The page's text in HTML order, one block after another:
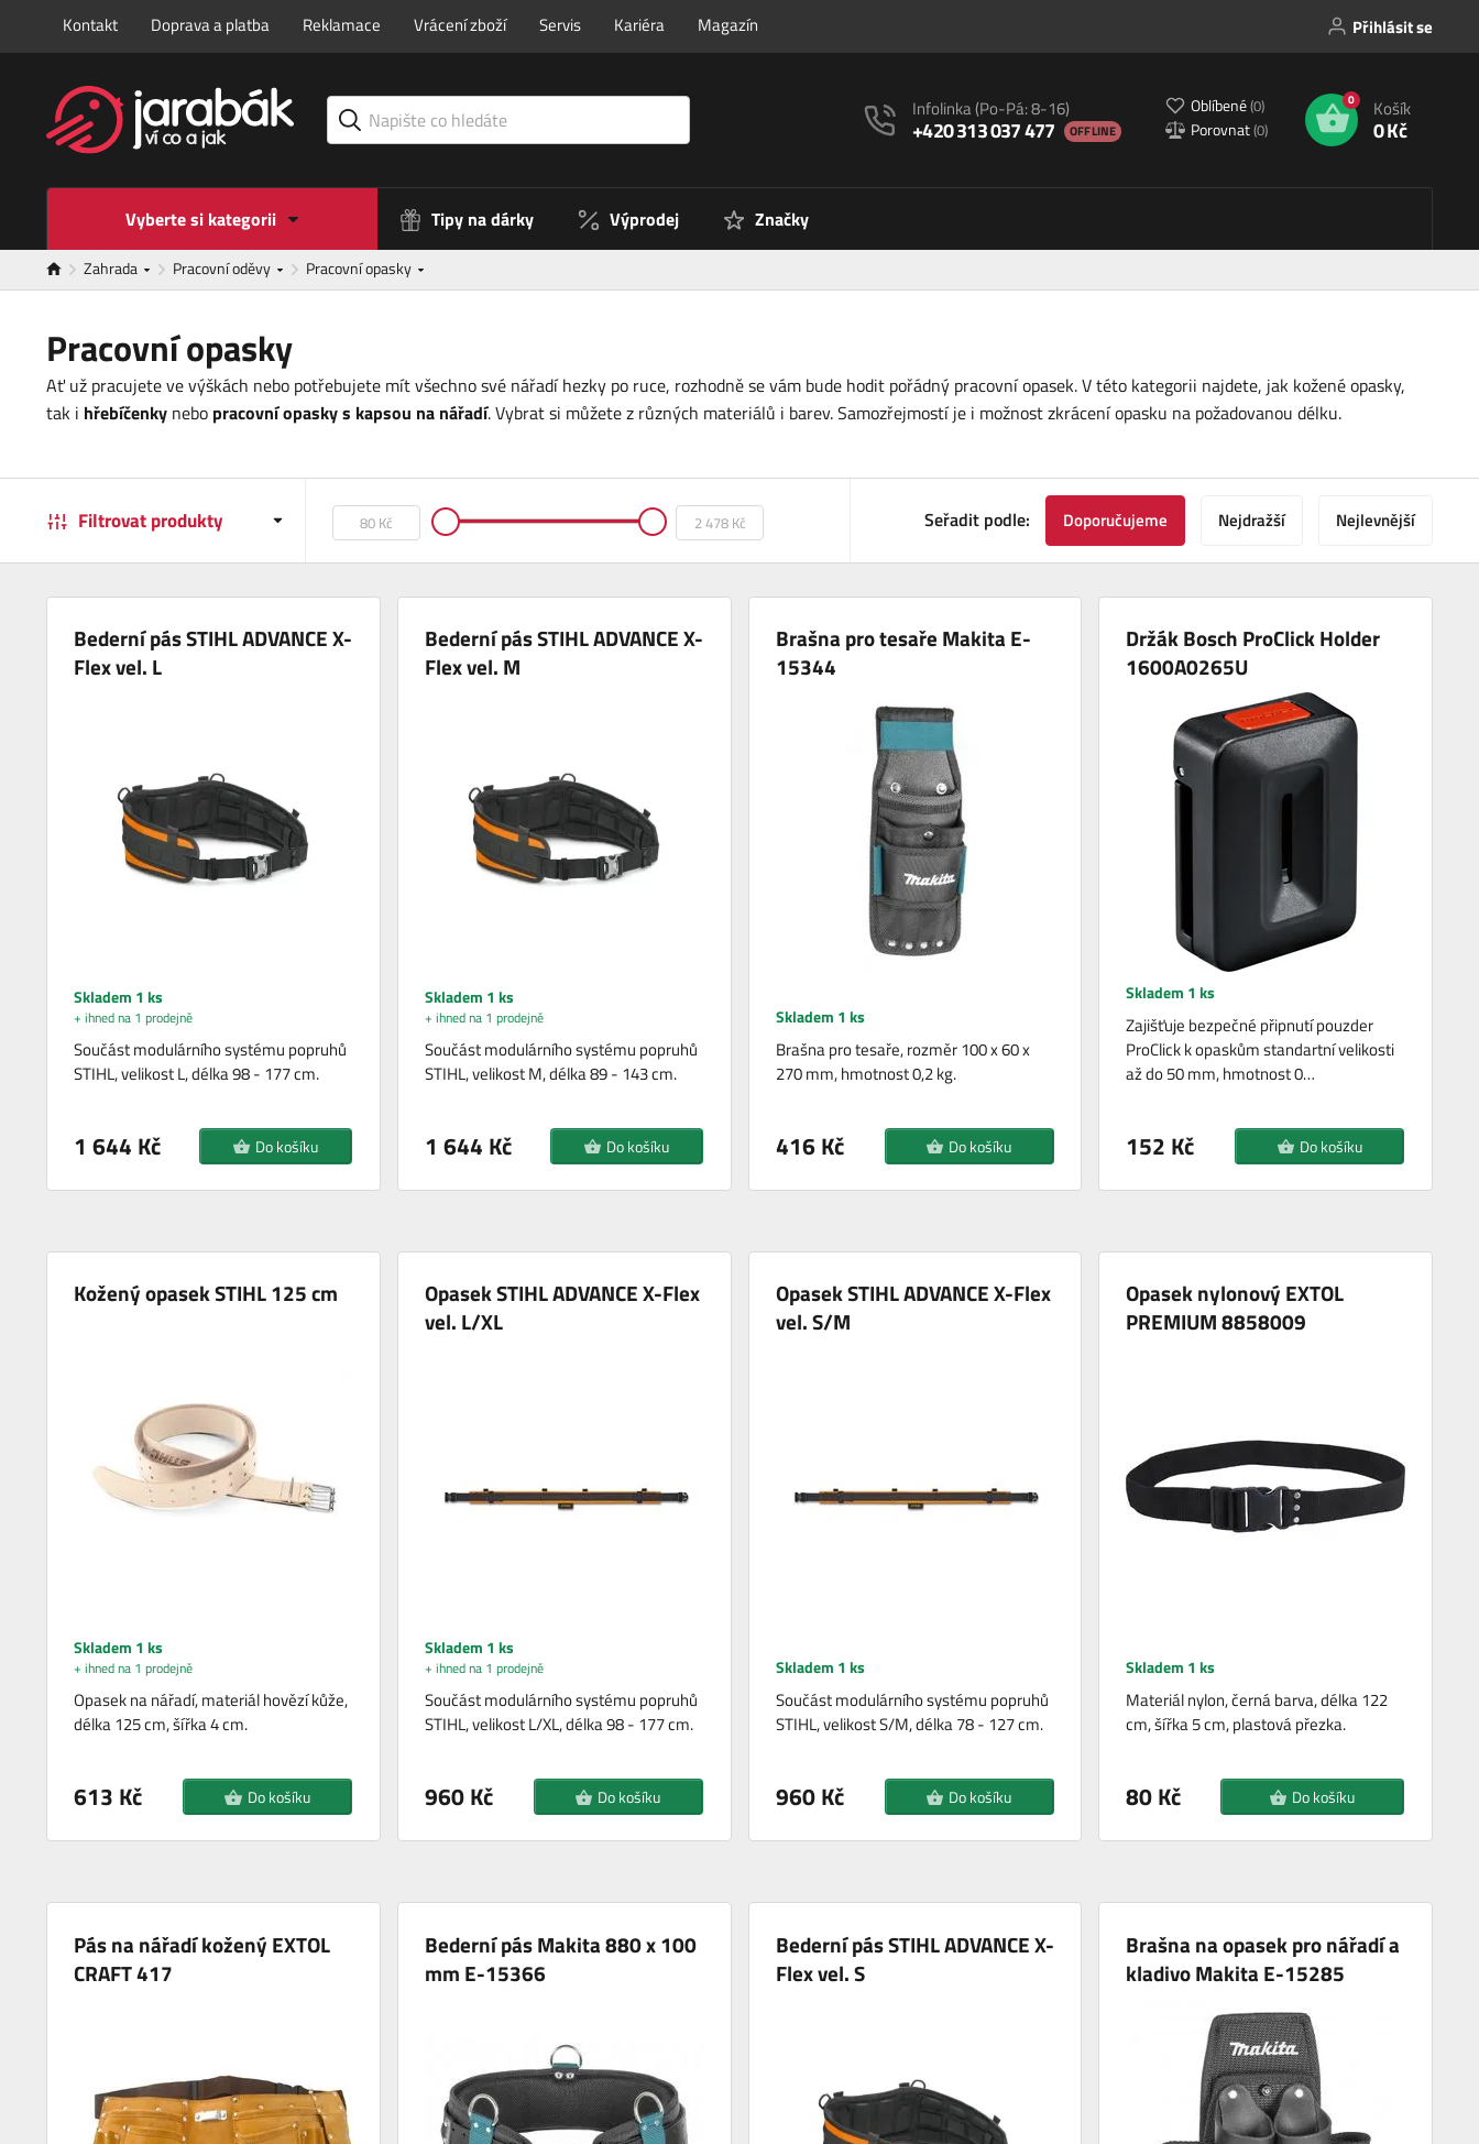
Kontakt Doprava a platba Reklamace Vrácení zboží Servis Kariéra Magazín Přihlásit se
Infolinka(Po-Pá: 8-16)
+420 313 037 477 OFFLINE
Oblíbené(0)
Porovnat(0)
0 Košík
0 Kč
Vyberte si kategorii Tipy na dárky Výprodej Značky
Zahrada Pracovní oděvy Pracovní opasky
Pracovní opasky
Ať už pracujete ve výškách nebo potřebujete mít všechno své nářadí hezky po ruce, rozhodně se vám bude hodit pořádný pracovní opasek. V této kategorii najdete, jak kožené opasky,
tak i hřebíčenky nebo pracovní opasky s kapsou na nářadí. Vybrat si můžete z různých materiálů i barev. Samozřejmostí je i možnost zkrácení opasku na požadovanou délku.
Filtrovat produkty Seřadit podle: Doporučujeme Nejdražší Nejlevnější
Bederní pás STIHL ADVANCE X-
Flex vel. L
Skladem 1 ks
+ ihned na 1 prodejně
Součást modulárního systému popruhů
STIHL, velikost L, délka 98 - 177 cm.
1 644 Kč Do košíku
Bederní pás STIHL ADVANCE X-
Flex vel. M
Skladem 1 ks
+ ihned na 1 prodejně
Součást modulárního systému popruhů
STIHL, velikost M, délka 89 - 143 cm.
1 644 Kč Do košíku
Brašna pro tesaře Makita E-
15344
Skladem 1 ks
Brašna pro tesaře, rozměr 100 x 60 x
270 mm, hmotnost 0,2 kg.
416 Kč Do košíku
Držák Bosch ProClick Holder
1600A0265U
Skladem 1 ks
Zajišťuje bezpečné připnutí pouzder
ProClick k opaskům standartní velikosti
až do 50 mm, hmotnost 0…
152 Kč Do košíku
Kožený opasek STIHL 125 cm
Skladem 1 ks
+ ihned na 1 prodejně
Opasek na nářadí, materiál hovězí kůže,
délka 125 cm, šířka 4 cm.
613 Kč Do košíku
Opasek STIHL ADVANCE X-Flex
vel. L/XL
Skladem 1 ks
+ ihned na 1 prodejně
Součást modulárního systému popruhů
STIHL, velikost L/XL, délka 98 - 177 cm.
960 Kč Do košíku
Opasek STIHL ADVANCE X-Flex
vel. S/M
Skladem 1 ks
Součást modulárního systému popruhů
STIHL, velikost S/M, délka 78 - 127 cm.
960 Kč Do košíku
Opasek nylonový EXTOL
PREMIUM 8858009
Skladem 1 ks
Materiál nylon, černá barva, délka 122
cm, šířka 5 cm, plastová přezka.
80 Kč Do košíku
Pás na nářadí kožený EXTOL
CRAFT 417
Bederní pás Makita 880 x 100
mm E-15366
Bederní pás STIHL ADVANCE X-
Flex vel. S
Brašna na opasek pro nářadí a
kladivo Makita E-15285